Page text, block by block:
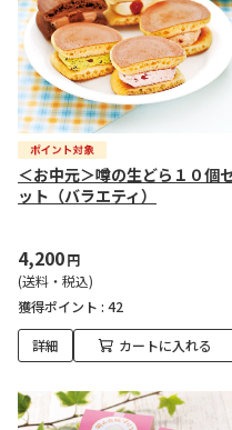
＜お中元＞噂の生どら１０個
ット（バラエティ）
4,200円
(送料・税込)
獲得ポイント : 42
詳細 カートに入れる